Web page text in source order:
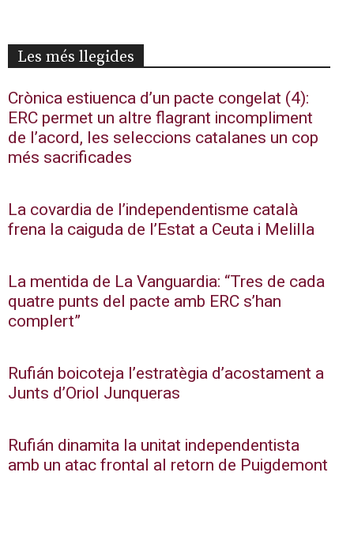
Les més llegides
Crònica estiuenca d’un pacte congelat (4):
ERC permet un altre flagrant incompliment
de l’acord, les seleccions catalanes un cop
més sacrificades
La covardia de l’independentisme català
frena la caiguda de l’Estat a Ceuta i Melilla
La mentida de La Vanguardia: “Tres de cada
quatre punts del pacte amb ERC s’han
complert”
Rufián boicoteja l’estratègia d’acostament a
Junts d’Oriol Junqueras
Rufián dinamita la unitat independentista
amb un atac frontal al retorn de Puigdemont